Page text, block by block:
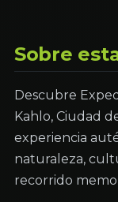
Sobre
Descubre
Kahlo, Ciudad
experiencia
naturaleza,
recorrido